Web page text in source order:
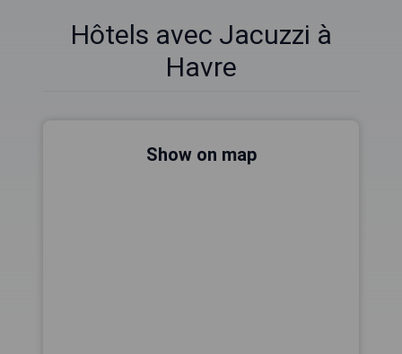
Hôtels avec Jacuzzi à
Havre
Show on map